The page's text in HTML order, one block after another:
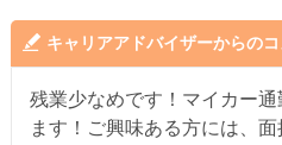
キャリアアドバイザーからのコ
残業少なめです！マイカー
ます！ご興味ある方には、